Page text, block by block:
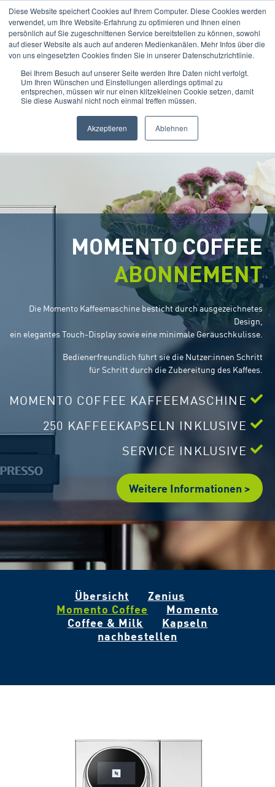
Diese Website speichert Cookies auf Ihrem Computer. Diese Cookies werden
verwendet, um Ihre Website-Erfahrung zu optimieren und Ihnen einen
persönlich auf Sie zugeschnittenen Service bereitstellen zu können, sowohl
auf dieser Website als auch auf anderen Medienkanälen. Mehr Infos über die
von uns eingesetzten Cookies finden Sie in unserer Datenschutzrichtlinie.
Bei Ihrem Besuch auf unserer Seite werden Ihre Daten nicht verfolgt.
Um Ihren Wünschen und Einstellungen allerdings optimal zu
entsprechen, müssen wir nur einen klitzekleinen Cookie setzen, damit
Sie diese Auswahl nicht noch einmal treffen müssen.
Akzeptieren Ablehnen
MOMENTO COFFEE
ABONNEMENT
Die Momento Kaffeemaschine besticht durch ausgezeichnetes
Design,
ein elegantes Touch-Display sowie eine minimale Geräuschkulisse.
Bedienerfreundlich führt sie die Nutzer:innen Schritt
für Schritt durch die Zubereitung des Kaffees.
MOMENTO COFFEE KAFFEEMASCHINE
250 KAFFEEKAPSELN INKLUSIVE
SERVICE INKLUSIVE
Weitere Informationen >
Übersicht
Zenius
Momento Coffee
Momento
Coffee & Milk
Kapseln
nachbestellen